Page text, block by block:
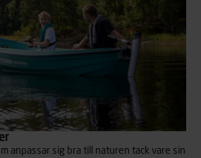
anpassar sig bra till naturen tack vare sin